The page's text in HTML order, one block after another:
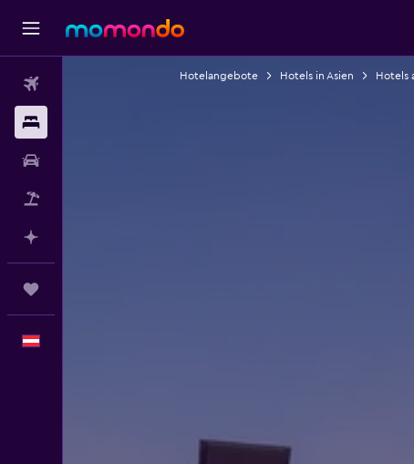
Hotelangebote Hotels in Asien Hotels